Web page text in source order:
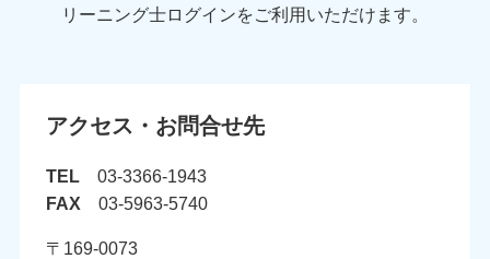
リーニング士ログインをご利用いただけます。
アクセス・お問合せ先
TEL03-3366-1943
FAX03-5963-5740
〒169-0073